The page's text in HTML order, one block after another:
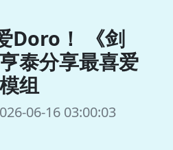
Doro！ 《剑
泰分享最喜爱
模组
06-16 03:00:03